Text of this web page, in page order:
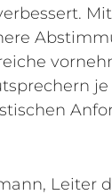
Leiter